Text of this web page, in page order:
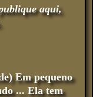
aqui,
Em pequeno
... Ela tem